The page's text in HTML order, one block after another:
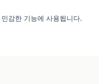
감한 기능에 사용됩니다.